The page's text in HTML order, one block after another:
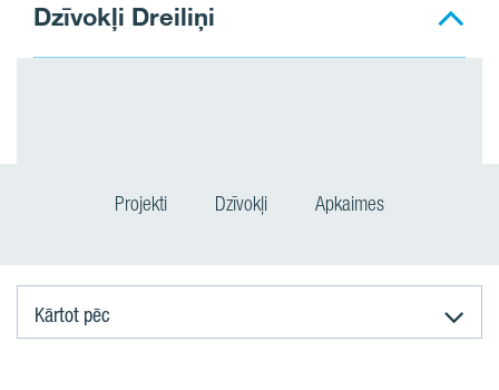
Dzīvokļi Dreiliņi
Projekti Dzīvokļi Apkaimes
Kārtot pēc